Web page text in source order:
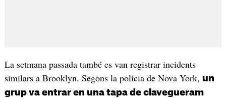
La setmana passada també es van registrar incidents
similars a Brooklyn. Segons la policia de Nova York, un
grup va entrar en una tapa de clavegueram